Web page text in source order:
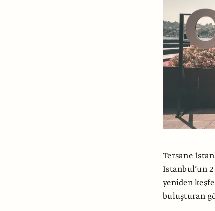
Tersane
Istanbul’un
yeniden
buluşturan